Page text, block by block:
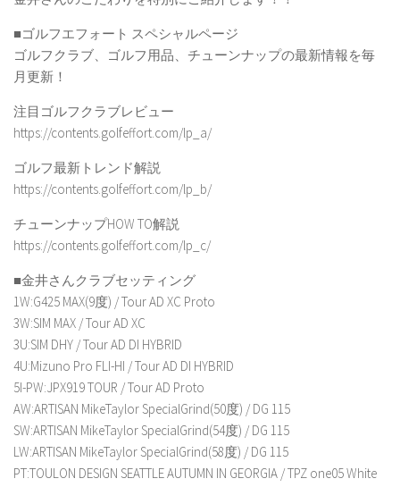
■ゴルフエフォート スペシャルページ
ゴルフクラブ、ゴルフ用品、チューンナップの最新情報を毎
月更新！
注目ゴルフクラブレビュー
https://contents.golfeffort.com/lp_a/
ゴルフ最新トレンド解説
https://contents.golfeffort.com/lp_b/
チューンナップHOW TO解説
https://contents.golfeffort.com/lp_c/
■金井さんクラブセッティング
1W:G425 MAX(9度) / Tour AD XC Proto
3W:SIM MAX / Tour AD XC
3U:SIM DHY / Tour AD DI HYBRID
4U:Mizuno Pro FLI-HI / Tour AD DI HYBRID
5I-PW:JPX919 TOUR / Tour AD Proto
AW:ARTISAN MikeTaylor SpecialGrind(50度) / DG 115
SW:ARTISAN MikeTaylor SpecialGrind(54度) / DG 115
LW:ARTISAN MikeTaylor SpecialGrind(58度) / DG 115
PT:TOULON DESIGN SEATTLE AUTUMN IN GEORGIA / TPZ one05 White